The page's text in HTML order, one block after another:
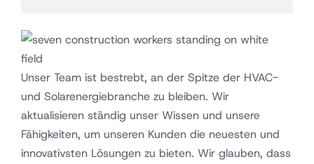
Unser Team ist bestrebt, an der Spitze der HVAC-
und Solarenergiebranche zu bleiben. Wir
aktualisieren ständig unser Wissen und unsere
Fähigkeiten, um unseren Kunden die neuesten und
innovativsten Lösungen zu bieten. Wir glauben, dass